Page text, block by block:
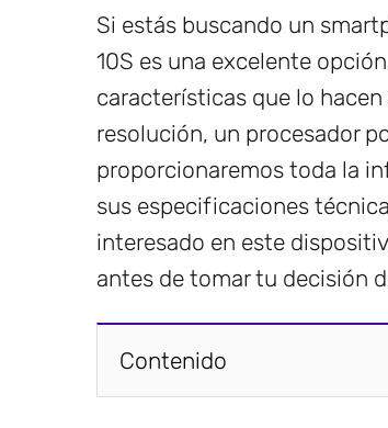
Si estás buscando un
10S es una excelente
características que lo
resolución, un procesador
proporcionaremos toda la
sus especificaciones
interesado en este
antes de tomar tu decisión
Contenido